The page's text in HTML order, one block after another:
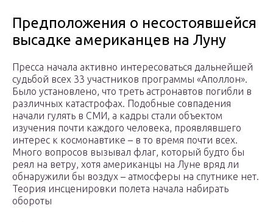
Предположения о несостоявшейся
высадке американцев на Луну
Пресса начала активно интересоваться дальнейшей
судьбой всех 33 участников программы «Аполлон».
Было установлено, что треть астронавтов погибли в
различных катастрофах. Подобные совпадения
начали гулять в СМИ, а кадры стали объектом
изучения почти каждого человека, проявлявшего
интерес к космонавтике – в то время почти всех.
Много вопросов вызывал флаг, который будто бы
реял на ветру, хотя американцы на Луне вряд ли
обнаружили бы воздух – атмосферы на спутнике нет.
Теория инсценировки полета начала набирать
обороты